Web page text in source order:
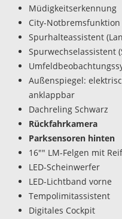
Müdigkeitserkennung
City-Notbremsfunktion
Spurhalteassistent
Spurwechselassistent
Außenspiegel:
anklappbar
Dachreling Schwarz
Rückfahrkamera
Parksensoren hinten
16"" LM-Felgen mit
LED-Scheinwerfer
LED-Lichtband vorne
Tempolimitassistent
Digitales Cockpit